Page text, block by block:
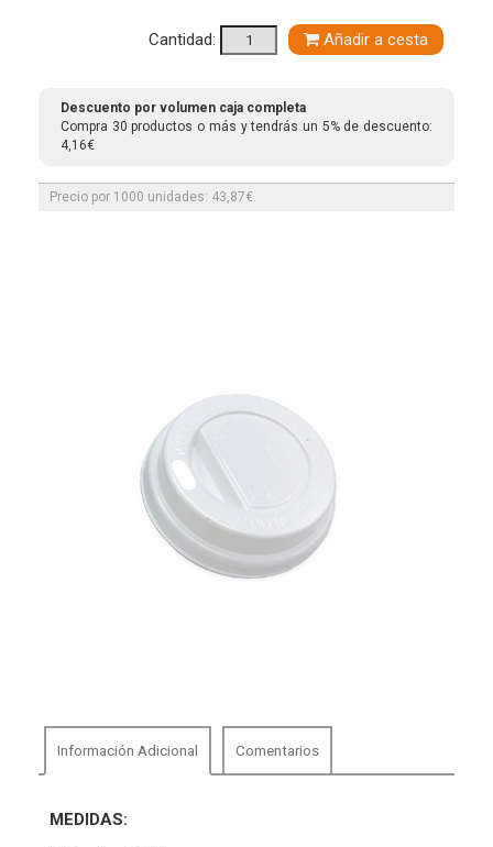
Cantidad: Añadir a cesta
Descuento por volumen caja completa
Compra 30 productos o más y tendrás un 5% de descuento:
4,16€
Precio por 1000 unidades: 43,87€.
Información Adicional Comentarios
MEDIDAS: